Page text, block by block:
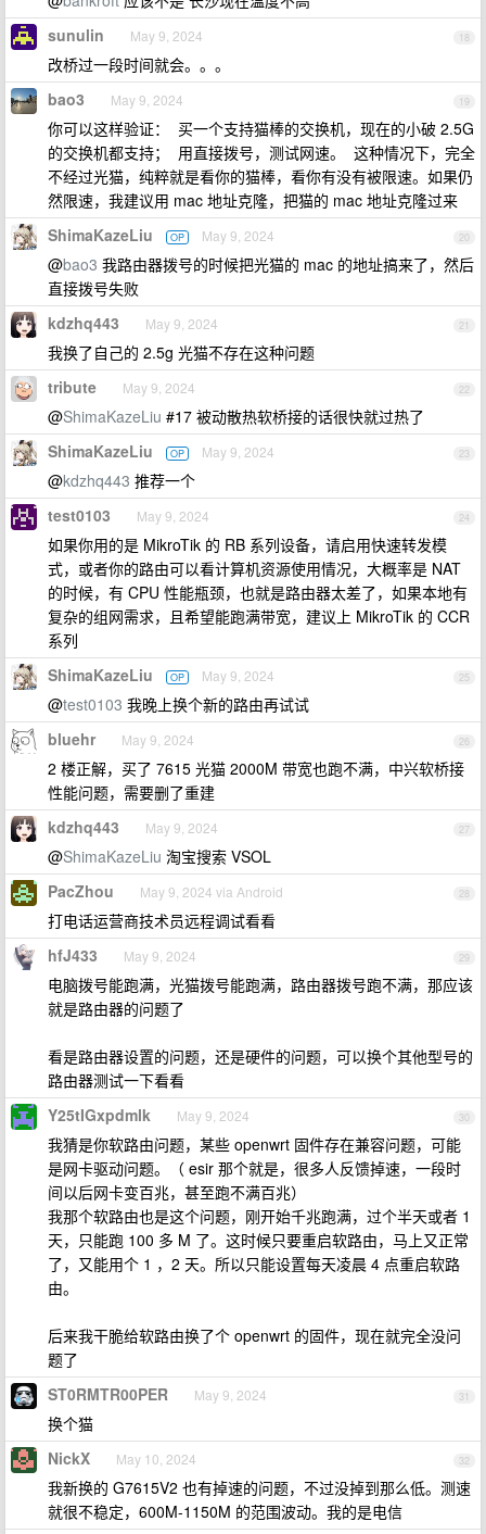
18
sunulin May 9, 2024
改桥过一段时间就会。。。
19
bao3 May 9, 2024
你可以这样验证： 买一个支持猫棒的交换机，现在的小破 2.5G
的交换机都支持； 用直接拨号，测试网速。 这种情况下，完全
不经过光猫，纯粹就是看你的猫棒，看你有没有被限速。如果仍
然限速，我建议用 mac 地址克隆，把猫的 mac 地址克隆过来
20
ShimaKazeLiu OP May 9, 2024
@bao3 我路由器拨号的时候把光猫的 mac 的地址搞来了，然后
直接拨号失败
21
kdzhq443 May 9, 2024
我换了自己的 2.5g 光猫不存在这种问题
22
tribute May 9, 2024
@ShimaKazeLiu #17 被动散热软桥接的话很快就过热了
23
ShimaKazeLiu OP May 9, 2024
@kdzhq443 推荐一个
24
test0103 May 9, 2024
如果你用的是 MikroTik 的 RB 系列设备，请启用快速转发模
式，或者你的路由可以看计算机资源使用情况，大概率是 NAT
的时候，有 CPU 性能瓶颈，也就是路由器太差了，如果本地有
复杂的组网需求，且希望能跑满带宽，建议上 MikroTik 的 CCR
系列
25
ShimaKazeLiu OP May 9, 2024
@test0103 我晚上换个新的路由再试试
26
bluehr May 9, 2024
2 楼正解，买了 7615 光猫 2000M 带宽也跑不满，中兴软桥接
性能问题，需要删了重建
27
kdzhq443 May 9, 2024
@ShimaKazeLiu 淘宝搜索 VSOL
28
PacZhou May 9, 2024 via Android
打电话运营商技术员远程调试看看
29
hfJ433 May 9, 2024
电脑拨号能跑满，光猫拨号能跑满，路由器拨号跑不满，那应该
就是路由器的问题了
看是路由器设置的问题，还是硬件的问题，可以换个其他型号的
路由器测试一下看看
30
Y25tIGxpdmlk May 9, 2024
我猜是你软路由问题，某些 openwrt 固件存在兼容问题，可能
是网卡驱动问题。（ esir 那个就是，很多人反馈掉速，一段时
间以后网卡变百兆，甚至跑不满百兆）
我那个软路由也是这个问题，刚开始千兆跑满，过个半天或者 1
天，只能跑 100 多 M 了。这时候只要重启软路由，马上又正常
了，又能用个 1 ，2 天。所以只能设置每天凌晨 4 点重启软路
由。
后来我干脆给软路由换了个 openwrt 的固件，现在就完全没问
题了
31
ST0RMTR00PER May 9, 2024
换个猫
32
NickX May 10, 2024
我新换的 G7615V2 也有掉速的问题，不过没掉到那么低。测速
就很不稳定，600M-1150M 的范围波动。我的是电信